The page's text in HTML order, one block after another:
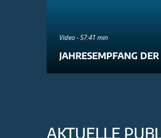
Video - 57:41 min
JAHRESEMPFANG
AKTUELLE